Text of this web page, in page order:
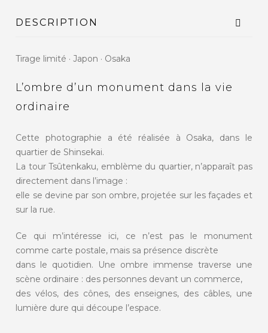
DESCRIPTION
Tirage limité · Japon · Osaka
L’ombre d’un monument dans la vie
ordinaire
Cette photographie a été réalisée à Osaka, dans le
quartier de Shinsekai.
La tour Tsûtenkaku, emblème du quartier, n’apparaît pas
directement dans l’image :
elle se devine par son ombre, projetée sur les façades et
sur la rue.
Ce qui m’intéresse ici, ce n’est pas le monument
comme carte postale, mais sa présence discrète
dans le quotidien. Une ombre immense traverse une
scène ordinaire : des personnes devant un commerce,
des vélos, des cônes, des enseignes, des câbles, une
lumière dure qui découpe l’espace.